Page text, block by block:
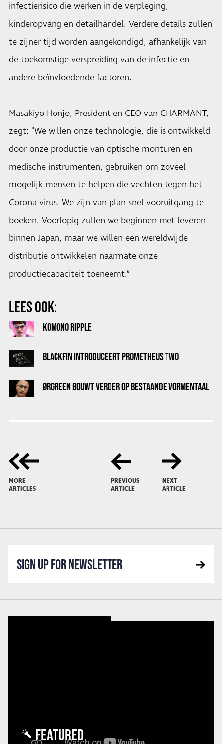
infectierisico die werken in de verpleging,
kinderopvang en detailhandel. Verdere details zullen
te zijner tijd worden aangekondigd, afhankelijk van
de toekomstige verspreiding van de infectie en
andere beïnvloedende factoren.
Masakiyo Honjo, President en CEO van CHARMANT,
zegt: "We willen onze technologie, die is ontwikkeld
door onze productie van optische monturen en
medische instrumenten, gebruiken om zoveel
mogelijk mensen te helpen die vechten tegen het
Corona-virus. We zijn van plan snel vooruitgang te
boeken. Voorlopig zullen we beginnen met leveren
binnen Japan, maar we willen een wereldwijde
distributie ontwikkelen naarmate onze
productiecapaciteit toeneemt.”
LEES OOK:
KOMONO RIPPLE
BLACKFIN INTRODUCEERT PROMETHEUS TWO
ØRGREEN BOUWT VERDER OP BESTAANDE VORMENTAAL
MORE
ARTICLES
PREVIOUS
ARTICLE
NEXT
ARTICLE
SIGN UP FOR NEWSLETTER
FEATURED